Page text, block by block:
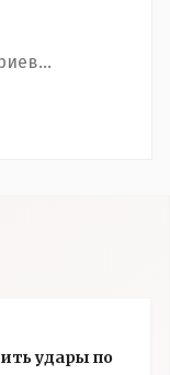
удары по